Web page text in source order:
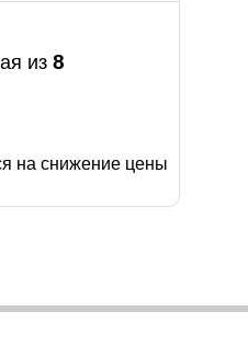
из 8
на снижение цены